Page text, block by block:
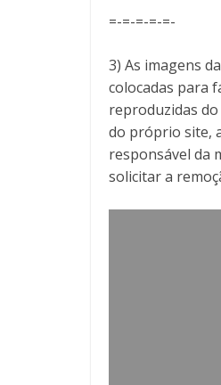
=-=-=-=-=-
3) As imagens
colocadas para
reproduzidas
do próprio site,
responsável da
solicitar a